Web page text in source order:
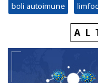
boli autoimune